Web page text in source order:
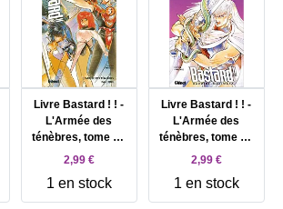
Livre Bastard ! ! -
L'Armée des
ténèbres, tome 5 :
Panique
2,99 €
1 en stock
Livre Bastard ! ! -
L'Armée des
ténèbres, tome 6 :
Le Malèfice interdit
2,99 €
1 en stock